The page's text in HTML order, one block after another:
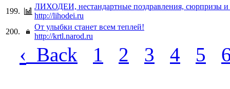
199.
ЛИХОДЕИ, нестандартные поздравления, сюрпризы
http://lihodei.ru
200.
От улыбки станет всем теплей!
http://krtl.narod.ru
‹ Back 1 2 3 4 5